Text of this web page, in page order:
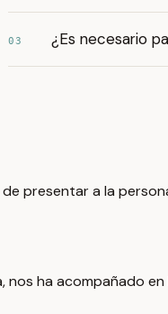
03 ¿Es necesario
presentar a la
nos ha acompañado